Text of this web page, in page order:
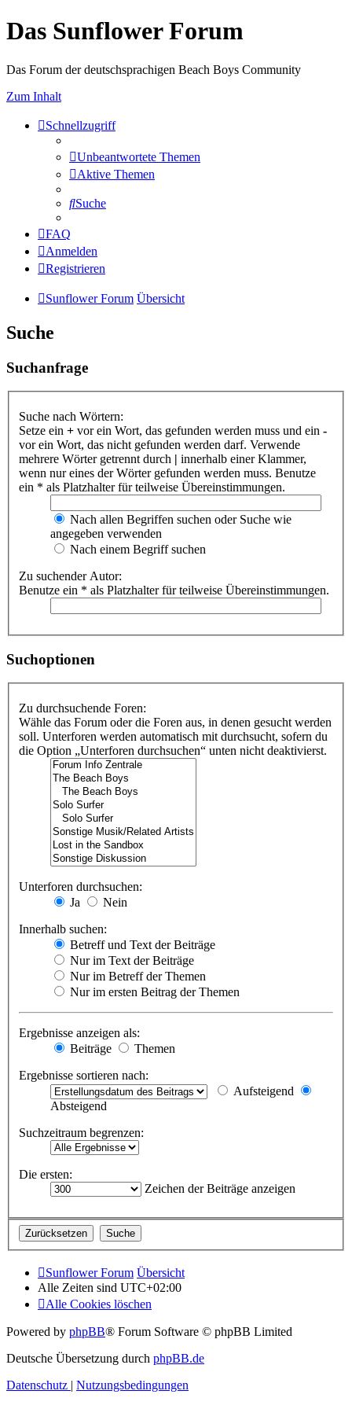
Das Sunflower Forum
Das Forum der deutschsprachigen Beach Boys Community
Zum Inhalt
Schnellzugriff
Unbeantwortete Themen
Aktive Themen
Suche
FAQ
Anmelden
Registrieren
Sunflower Forum Übersicht
Suche
Suchanfrage
Suche nach Wörtern:
Setze ein + vor ein Wort, das gefunden werden muss und ein -
vor ein Wort, das nicht gefunden werden darf. Verwende
mehrere Wörter getrennt durch | innerhalb einer Klammer,
wenn nur eines der Wörter gefunden werden muss. Benutze
ein * als Platzhalter für teilweise Übereinstimmungen.
Nach allen Begriffen suchen oder Suche wie
angegeben verwenden
Nach einem Begriff suchen
Zu suchender Autor:
Benutze ein * als Platzhalter für teilweise Übereinstimmungen.
Suchoptionen
Zu durchsuchende Foren:
Wähle das Forum oder die Foren aus, in denen gesucht werden
soll. Unterforen werden automatisch mit durchsucht, sofern du
die Option „Unterforen durchsuchen“ unten nicht deaktivierst.
Unterforen durchsuchen:
Ja
Nein
Innerhalb suchen:
Betreff und Text der Beiträge
Nur im Text der Beiträge
Nur im Betreff der Themen
Nur im ersten Beitrag der Themen
Ergebnisse anzeigen als:
Beiträge
Themen
Ergebnisse sortieren nach:
Aufsteigend
Absteigend
Suchzeitraum begrenzen:
Die ersten:
Zeichen der Beiträge anzeigen
Sunflower Forum Übersicht
Alle Zeiten sind UTC+02:00
Alle Cookies löschen
Powered by phpBB® Forum Software © phpBB Limited
Deutsche Übersetzung durch phpBB.de
Datenschutz | Nutzungsbedingungen